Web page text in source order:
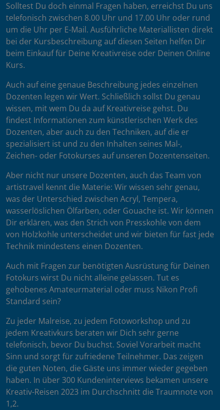
Solltest Du doch einmal Fragen haben, erreichst Du uns
telefonisch zwischen 8.00 Uhr und 17.00 Uhr oder rund
um die Uhr per E-Mail. Ausführliche Materiallisten direkt
bei der Kursbeschreibung auf diesen Seiten helfen Dir
beim Einkauf für Deine Kreativreise oder Deinen Online
Kurs.
Auch auf eine genaue Beschreibung jedes einzelnen
Dozenten legen wir Wert. Schließlich sollst Du genau
wissen, mit wem Du da auf Kreativreise gehst. Du
findest Informationen zum künstlerischen Werk des
Dozenten, aber auch zu den Techniken, auf die er
spezialisiert ist und zu den Inhalten seines Mal-,
Zeichen- oder Fotokurses auf unseren Dozentenseiten.
Aber nicht nur unsere Dozenten, auch das Team von
artistravel kennt die Materie: Wir wissen sehr genau,
was der Unterschied zwischen Acryl, Tempera,
wasserlöslichen Ölfarben, oder Gouache ist. Wir können
Dir erklären, was den Strich von Presskohle von dem
von Holzkohle unterscheidet und wir bieten für fast jede
Technik mindestens einen Dozenten.
Auch mit Fragen zur benötigten Ausrüstung für Deinen
Fotokurs wirst Du nicht alleine gelassen. Tut es
gehobenes Amateurmaterial oder muss Nikon Profi
Standard sein?
Zu jeder Malreise, zu jedem Fotoworkshop und zu
jedem Kreativkurs beraten wir Dich sehr gerne
telefonisch, bevor Du buchst. Soviel Vorarbeit macht
Sinn und sorgt für zufriedene Teilnehmer. Das zeigen
die guten Noten, die Gäste uns immer wieder gegeben
haben. In über 300 Kundeninterviews bekamen unsere
Kreativ-Reisen 2023 im Durchschnitt die Traumnote von
1,2.